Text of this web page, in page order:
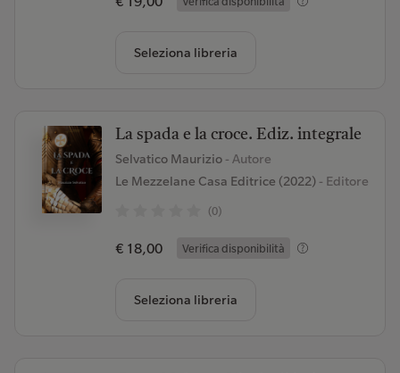
Seleziona libreria
La spada e la croce. Ediz. integrale
Selvatico Maurizio - Autore
Le Mezzelane Casa Editrice (2022)- Editore
(0)
€ 18,00 Verifica disponibilità
Seleziona libreria